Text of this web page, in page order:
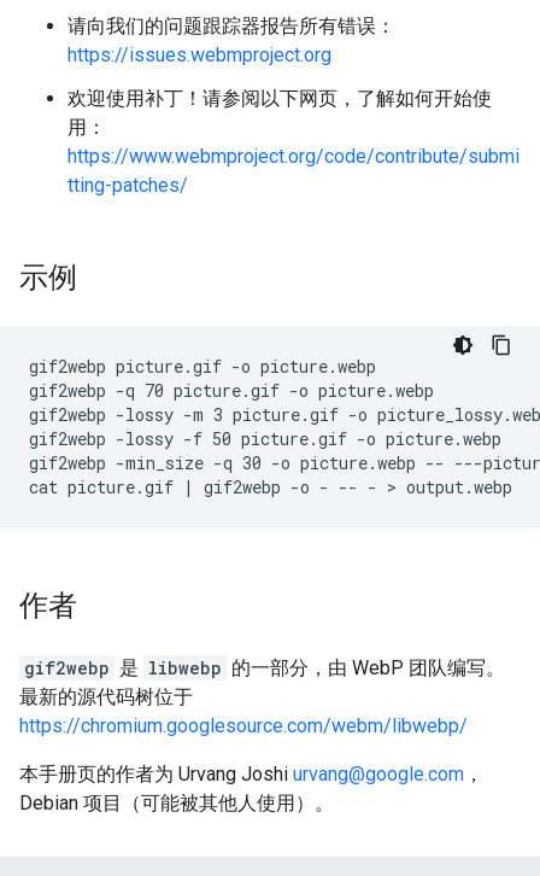
请向我们的问题跟踪器报告所有错误：
https://issues.webmproject.org
欢迎使用补丁！请参阅以下网页，了解如何开始使
用：
https://www.webmproject.org/code/contribute/submi
tting-patches/
示例
gif2webp picture.gif -o picture.webp
gif2webp -q 70 picture.gif -o picture.webp
gif2webp -lossy -m 3 picture.gif -o
gif2webp -lossy -f 50 picture.gif -o picture.webp
gif2webp -min_size -q 30 -o picture.webp -- ---
作者
gif2webp 是 libwebp 的一部分，由 WebP 团队编写。
最新的源代码树位于
https://chromium.googlesource.com/webm/libwebp/
本手册页的作者为 Urvang Joshi urvang@google.com ，
Debian 项目（可能被其他人使用）。